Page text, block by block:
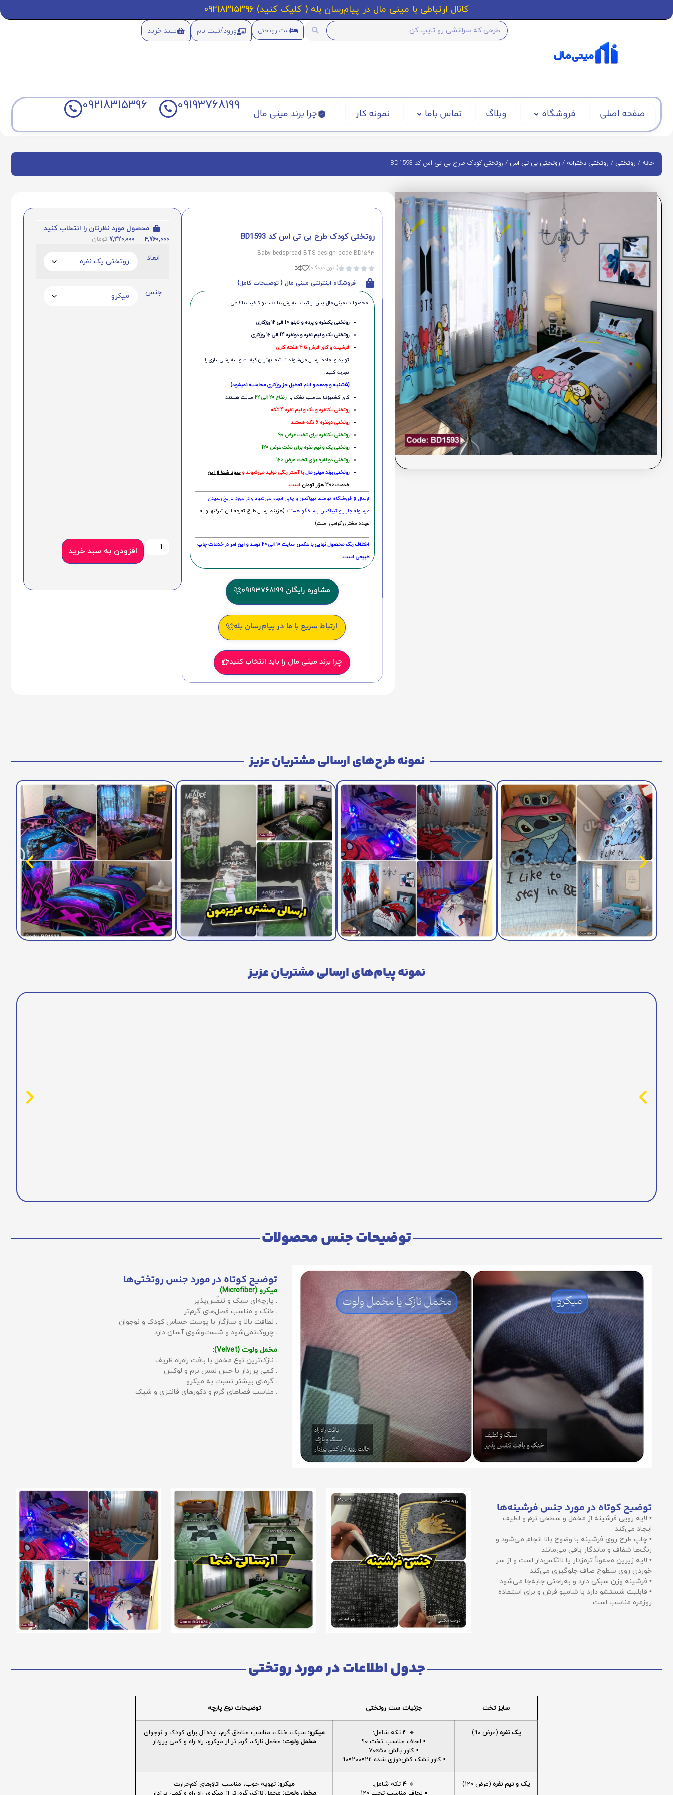
کانال ارتباطی با مینی مال در پیام‌رسان بله ( کلیک کنید) 09218315396
ست روتختی ورود/ثبت نام سبد خرید
صفحه اصلی فروشگاه وبلاگ تماس باما نمونه کار چرا برند مینی مال
09193768199
09218315396
خانه / روتختی / روتختی دخترانه / روتختی بی تی اس / روتختی کودک طرح بی تی اس کد BD1593
روتختی کودک طرح بی تی اس کد BD1593
Baby bedspread BTS design code BD1593




(بدون دیدگاه)
فروشگاه اینترنتی مینی مال { توضیحات کامل}
محصولات مینی‌ مال پس از ثبت سفارش، با دقت و کیفیت بالا طی:
روتختی یکنفره و پرده و تابلو 10 الی 12 روزکاری
روتختی یک و نیم نفره و دونفره 14 الی 16 روزکاری
فرشینه و کاور فرش تا 4 هفته کاری
تولید و آماده ارسال می‌شوند تا شما بهترین کیفیت و سفارشی‌سازی را
تجربه کنید.
(5شنبه و جمعه و ایام تعطیل جز روزکاری محاسبه نمیشود)
کاور کشدوزها مناسب تشک با ارتفاع 20 الی 22
سانت هستند
روتختی یکنفره و یک و نیم نفره 4 تکه
روتختی دونفره 6 تکه هستند
روتختی یکنفره برای تخت عرض 90
روتختی یک و نیم نفره برای تخت عرض 120
روتختی دو نفره برای تخت عرض 160
روتختی‌ برند مینی مالبا آستر رنگی تولید می‌شوند وسود شما از این
خدمت 300 هزار تومان
است.
ارسال از فروشگاه توسط تیپاکس و چاپار انجام می‌شود و در مورد تاریخ رسیدن
مرسوله چاپار و تیپاکس پاسخگو هستند.(هزینه ارسال طبق تعرفه این شرکتها و به
عهده مشتری گرامی است)
اختلاف رنگ محصول نهایی با عکس سایت 10 الی 20 درصد و این امر در خدمات چاپ
طبیعی است.
مشاوره رایگان 09193768199
ارتباط سریع با ما در پیام‌رسان بله
چرا برند مینی مال را باید انتخاب کنید
محصول مورد نظرتان را انتخاب کنید
4,760,000
–
7,320,000 تومان
ابعاد
جنس
افزودن به سبد خرید
نمونه طرح‌های ارسالی مشتریان عزیز
نمونه پیام‌های ارسالی مشتریان عزیز
توضیحات جنس محصولات
توضیح کوتاه در مورد جنس روتختی‌ها
میکرو (Microfiber):
ـ پارچه‌ای سبک و تنفّس‌پذیر
ـ خنک و مناسب فصل‌های گرم‌تر
ـ لطافت بالا و سازگار با پوست حساس کودک و نوجوان
ـ چروک‌نمی‌شود و شست‌وشوی آسان دارد
مخمل ولوت (Velvet):
ـ نازک‌ترین نوع مخمل با بافت راه‌راه ظریف
ـ کمی پرزدار با حس لمس نرم و لوکس
ـ گرمای بیشتر نسبت به میکرو
ـ مناسب فضاهای گرم و دکورهای فانتزی و شیک
توضیح کوتاه در مورد جنس فرشینه‌ها
• لایه رویی فرشینه از مخمل و سطحی نرم و لطیف
ایجاد می‌کند
• چاپ طرح روی فرشینه با وضوح بالا انجام می‌شود و
رنگ‌ها شفاف و ماندگار باقی می‌مانند
• لایه زیرین معمولاً ترمزدار یا لاتکس‌دار است و از سر
خوردن روی سطوح صاف جلوگیری می‌کند
• فرشینه وزن سبکی دارد و به‌راحتی جابه‌جا می‌شود
• قابلیت شستشو دارد با شامپو فرش و برای استفاده
روزمره مناسب است
جدول اطلاعات در مورد روتختی
سایز تخت جزئیات ست روتختی توضیحات نوع پارچه
یک نفره (عرض 90)
🔹 4 تکه شامل:
▪️ لحاف مناسب تخت 90
▪️ کاور بالش 50×70
▪️ کاور تشک کش‌دوزی شده 22×200×90
میکرو: سبک، خنک، مناسب مناطق گرم، ایده‌آل برای کودک و نوجوان
مخمل ولوت: مخمل نازک، گرم تر از میکرو، راه راه و کمی پرزدار
یک و نیم نفره (عرض 120)
🔹 4 تکه شامل:
میکرو: تهویه خوب، مناسب اتاق‌های کم‌حرارت